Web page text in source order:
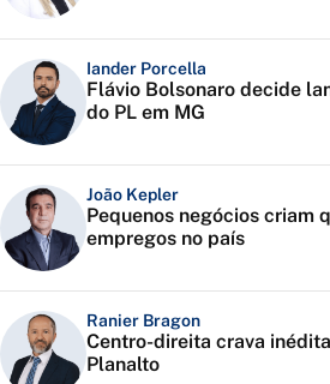
Iander Porcella
Flávio Bolsonaro decide
do PL em MG
João Kepler
Pequenos negócios criam
empregos no país
Ranier Bragon
Centro-direita crava
Planalto